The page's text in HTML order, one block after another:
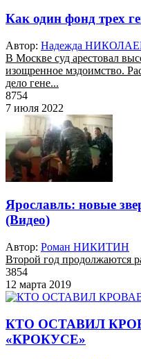
Как один фонд трех
Автор: Надежда
В Москве суд арестовал
изощренное мздоимство.
дело гене...
8754
7 июля 2022
Ярославль: новые
(Видео)
Автор: Роман НИКИТИН
Второй год продолжаются
3854
12 марта 2019
КТО ОСТАВИЛ
«КРОКУСЕ»